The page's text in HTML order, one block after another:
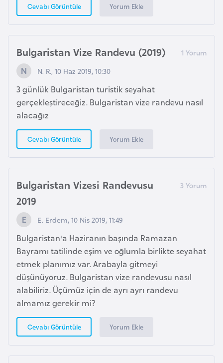
Cevabı Görüntüle Yorum Ekle
Bulgaristan Vize Randevu (2019)
N. R., 10 Haz 2019, 10:30
3 günlük Bulgaristan turistik seyahat
gerçekleştireceğiz. Bulgaristan vize randevu nasıl
alacağız
Cevabı Görüntüle Yorum Ekle
Bulgaristan Vizesi Randevusu
2019
E. Erdem, 10 Nis 2019, 11:49
Bulgaristan'a Haziranın başında Ramazan
Bayramı tatilinde eşim ve oğlumla birlikte seyahat
etmek planımız var. Arabayla gitmeyi
düşünüyoruz. Bulgaristan vize randevusu nasıl
alabiliriz. Üçümüz için de ayrı ayrı randevu
almamız gerekir mi?
Cevabı Görüntüle Yorum Ekle
y
o
n
g
o
ü
b
a
K
u
v
e
y
t
L
e
o
t